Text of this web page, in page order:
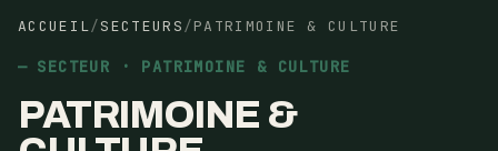
ACCUEIL/SECTEURS/PATRIMOINE & CULTURE
SECTEUR · PATRIMOINE & CULTURE
PATRIMOINE &